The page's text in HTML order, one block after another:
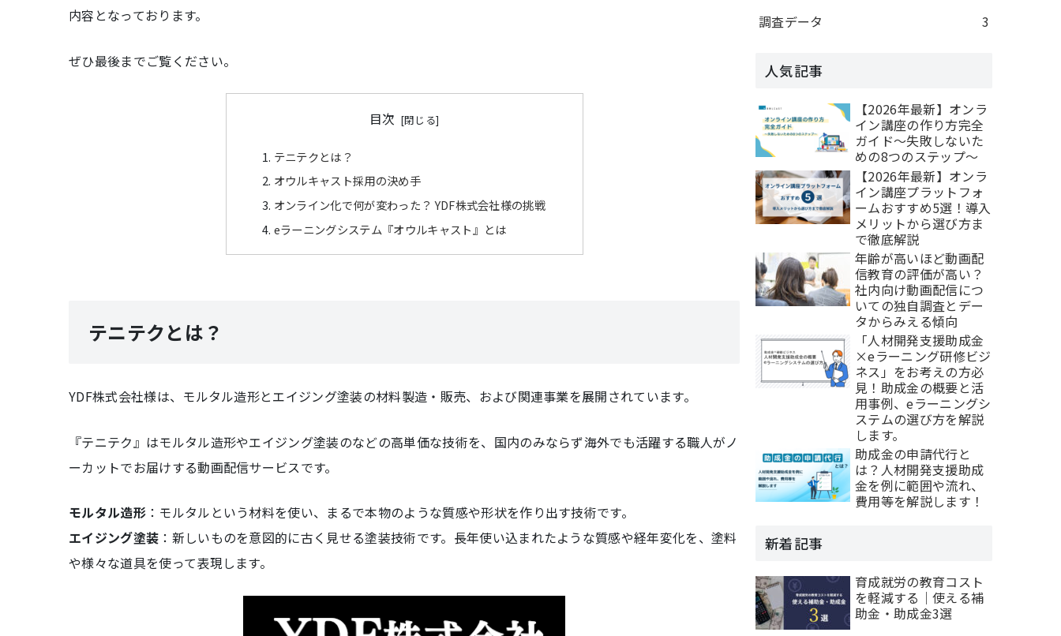
内容となっております。
ぜひ最後までご覧ください。
目次
テニテクとは？
オウルキャスト採用の決め手
オンライン化で何が変わった？ YDF株式会社様の挑戦
eラーニングシステム『オウルキャスト』とは
テニテクとは？
YDF株式会社様は、モルタル造形とエイジング塗装の材料製造・販売、 および関連事業を展開されています。
『テニテク』はモルタル造形やエイジング塗装のなどの高単価な技術を、国内のみならず海外でも活躍する職人がノ
ーカットでお届けする動画配信サービスです。
モルタル造形：モルタルという材料を使い、まるで本物のような質感や形状を作り出す技術です。
エイジング塗装 ：新しいものを意図的に古く見せる塗装技術です。長年使い込まれたような質感や経年変化を、塗料
や様々な道具を使って表現します。
調査データ
3
人気記事
【2026年最新】オンラ
イン講座の作り方完全
ガイド～失敗しないた
めの8つのステップ～
【2026年最新】オンラ
イン講座プラットフォ
ームおすすめ5選！導入
メリットから選び方ま
で徹底解説
年齢が高いほど動画配
信教育の評価が高い？
社内向け動画配信につ
いての独自調査とデー
タからみえる傾向
「人材開発支援助成金
×eラーニング研修ビジ
ネス」をお考えの方必
見！助成金の概要と活
用事例、eラーニングシ
ステムの選び方を解説
します。
助成金の申請代行と
は？人材開発支援助成
金を例に範囲や流れ、
費用等を解説します！
新着記事
育成就労の教育コスト
を軽減する｜使える補
助金・助成金3選